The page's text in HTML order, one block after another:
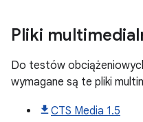
Pliki
Do testów
wymagane są te pliki
CTS Media 1.5